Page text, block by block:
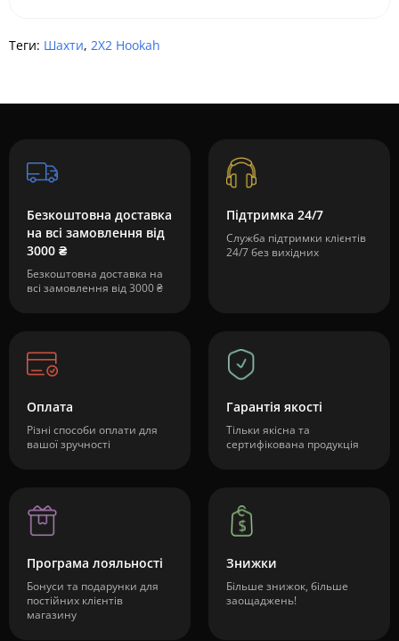
Теги: Шахти, 2X2 Hookah
Безкоштовна доставка
на всі замовлення від
3000 ₴
Безкоштовна доставка на
всі замовлення від 3000 ₴
Підтримка 24/7
Служба підтримки клієнтів
24/7 без вихідних
Оплата
Різні способи оплати для
вашої зручності
Гарантія якості
Тільки якісна та
сертифікована продукція
Програма лояльності
Бонуси та подарунки для
постійних клієнтів
магазину
Знижки
Більше знижок, більше
заощаджень!